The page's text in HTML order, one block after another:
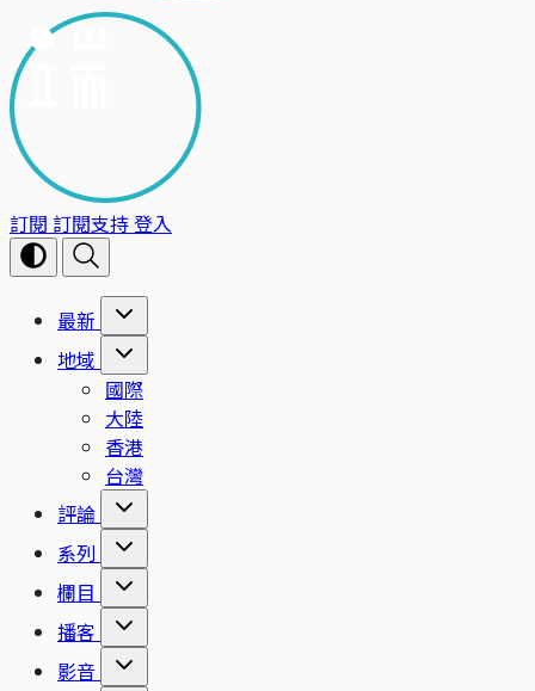
訂閱 訂閱支持登入
最新
地域
國際
大陸
香港
台灣
評論
系列
欄目
播客
影音